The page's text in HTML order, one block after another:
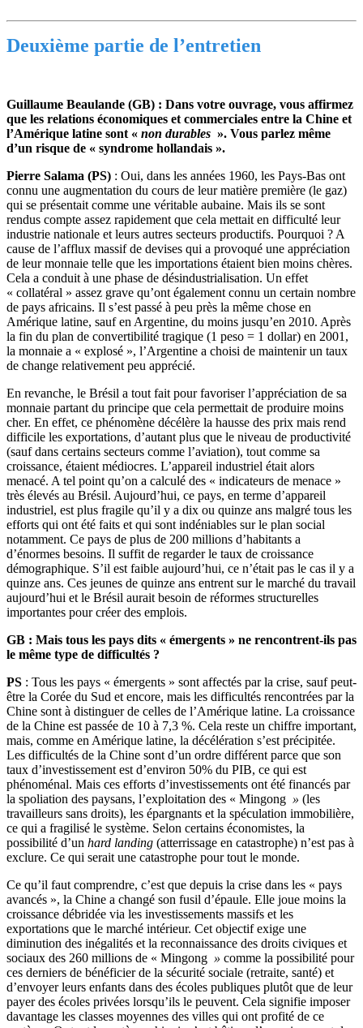
Deuxième partie de l’entretien
Guillaume Beaulande (GB) : Dans votre ouvrage, vous affirmez
que les relations économiques et commerciales entre la Chine et
l’Amérique latine sont « non durables ». Vous parlez même
d’un risque de « syndrome hollandais ».
Pierre Salama (PS) : Oui, dans les années 1960, les Pays-Bas ont
connu une augmentation du cours de leur matière première (le gaz)
qui se présentait comme une véritable aubaine. Mais ils se sont
rendus compte assez rapidement que cela mettait en difficulté leur
industrie nationale et leurs autres secteurs productifs. Pourquoi ? A
cause de l’afflux massif de devises qui a provoqué une appréciation
de leur monnaie telle que les importations étaient bien moins chères.
Cela a conduit à une phase de désindustrialisation. Un effet
« collatéral » assez grave qu’ont également connu un certain nombre
de pays africains. Il s’est passé à peu près la même chose en
Amérique latine, sauf en Argentine, du moins jusqu’en 2010. Après
la fin du plan de convertibilité tragique (1 peso = 1 dollar) en 2001,
la monnaie a « explosé », l’Argentine a choisi de maintenir un taux
de change relativement peu apprécié.
En revanche, le Brésil a tout fait pour favoriser l’appréciation de sa
monnaie partant du principe que cela permettait de produire moins
cher. En effet, ce phénomène décélère la hausse des prix mais rend
difficile les exportations, d’autant plus que le niveau de productivité
(sauf dans certains secteurs comme l’aviation), tout comme sa
croissance, étaient médiocres. L’appareil industriel était alors
menacé. A tel point qu’on a calculé des « indicateurs de menace »
très élevés au Brésil. Aujourd’hui, ce pays, en terme d’appareil
industriel, est plus fragile qu’il y a dix ou quinze ans malgré tous les
efforts qui ont été faits et qui sont indéniables sur le plan social
notamment. Ce pays de plus de 200 millions d’habitants a
d’énormes besoins. Il suffit de regarder le taux de croissance
démographique. S’il est faible aujourd’hui, ce n’était pas le cas il y a
quinze ans. Ces jeunes de quinze ans entrent sur le marché du travail
aujourd’hui et le Brésil aurait besoin de réformes structurelles
importantes pour créer des emplois.
GB : Mais tous les pays dits « émergents » ne rencontrent-ils pas
le même type de difficultés ?
PS : Tous les pays « émergents » sont affectés par la crise, sauf peut-
être la Corée du Sud et encore, mais les difficultés rencontrées par la
Chine sont à distinguer de celles de l’Amérique latine. La croissance
de la Chine est passée de 10 à 7,3 %. Cela reste un chiffre important,
mais, comme en Amérique latine, la décélération s’est précipitée.
Les difficultés de la Chine sont d’un ordre différent parce que son
taux d’investissement est d’environ 50% du PIB, ce qui est
phénoménal. Mais ces efforts d’investissements ont été financés par
la spoliation des paysans, l’exploitation des « Mingong » (les
travailleurs sans droits), les épargnants et la spéculation immobilière,
ce qui a fragilisé le système. Selon certains économistes, la
possibilité d’un hard landing (atterrissage en catastrophe) n’est pas à
exclure. Ce qui serait une catastrophe pour tout le monde.
Ce qu’il faut comprendre, c’est que depuis la crise dans les « pays
avancés », la Chine a changé son fusil d’épaule. Elle joue moins la
croissance débridée via les investissements massifs et les
exportations que le marché intérieur. Cet objectif exige une
diminution des inégalités et la reconnaissance des droits civiques et
sociaux des 260 millions de « Mingong » comme la possibilité pour
ces derniers de bénéficier de la sécurité sociale (retraite, santé) et
d’envoyer leurs enfants dans des écoles publiques plutôt que de leur
payer des écoles privées lorsqu’ils le peuvent. Cela signifie imposer
davantage les classes moyennes des villes qui ont profité de ce